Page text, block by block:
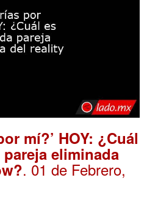
mí?’ HOY: ¿Cuál
eliminada
. 01 de Febrero,